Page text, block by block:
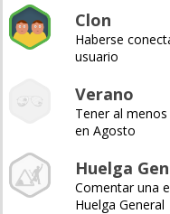
Clon
Haberse
usuario
Verano
Tener al
en Agosto
Huelga
Comentar una
Huelga General